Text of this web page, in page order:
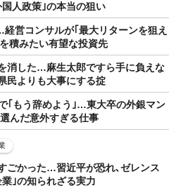
人政策｣の本当の狙い
営コンサルが｢最大リターンを狙え
積みたい有望な投資先
消した…麻生太郎ですら手に負えな
民よりも大事にする掟
｢もう辞めよう｣…東大卒の外銀マン
んだ意外すぎる仕事
ごかった…習近平が恐れ､ゼレンス
｣の知られざる実力